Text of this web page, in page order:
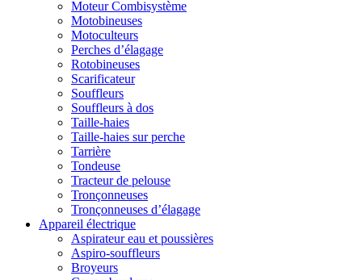
Moteur Combisystème
Motobineuses
Motoculteurs
Perches d’élagage
Rotobineuses
Scarificateur
Souffleurs
Souffleurs à dos
Taille-haies
Taille-haies sur perche
Tarrière
Tondeuse
Tracteur de pelouse
Tronçonneuses
Tronçonneuses d’élagage
Appareil électrique
Aspirateur eau et poussières
Aspiro-souffleurs
Broyeurs